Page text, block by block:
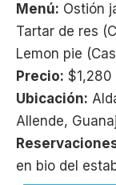
Menú: Ostión
Tartar de res
Lemon pie
Precio: $1,280
Ubicación:
Allende,
en bio del